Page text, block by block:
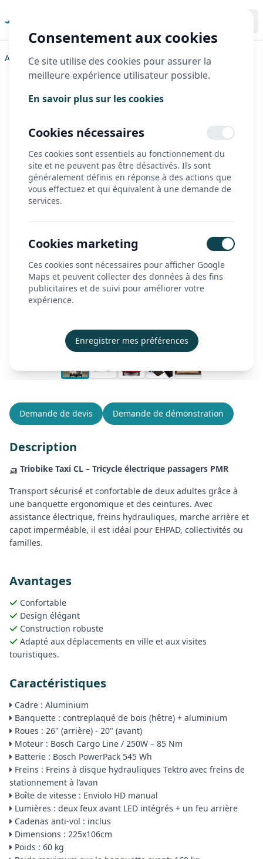
À propos
Actualités
Démonstration
Créer mon compte
Se connecter
Accueil>Triporteurs >Triobike>Taxi CL
Demande de devis Demande de démonstration
Description
🛺 Triobike Taxi CL – Tricycle électrique passagers PMR
Transport sécurisé et confortable de deux adultes grâce à
une banquette ergonomique et des ceintures. Avec
assistance électrique, freins hydrauliques, marche arrière et
capot imperméable, il est idéal pour EHPAD, collectivités ou
familles.
Avantages
Confortable
Design élégant
Construction robuste
Adapté aux déplacements en ville et aux visites
touristiques.
Caractéristiques
Cadre : Aluminium
Banquette : contreplaqué de bois (hêtre) + aluminium
Roues : 26" (arrière) - 20" (avant)
Moteur : Bosch Cargo Line / 250W – 85 Nm
Batterie : Bosch PowerPack 545 Wh
Freins : Freins à disque hydrauliques Tektro avec freins de
stationnement à l’avan
Boîte de vitesse : Enviolo HD manual
Lumières : deux feux avant LED intégrés + un feu arrière
Cadenas anti-vol : inclus
Dimensions : 225x106cm
Poids : 60 kg
Consentement aux cookies
Ce site utilise des cookies pour assurer la
meilleure expérience utilisateur possible.
En savoir plus sur les cookies
Cookies nécessaires
Ces cookies sont essentiels au fonctionnement du
site et ne peuvent pas être désactivés. Ils sont
généralement définis en réponse à des actions que
vous effectuez et qui équivalent à une demande de
services.
Cookies marketing
Ces cookies sont nécessaires pour afficher Google
Maps et peuvent collecter des données à des fins
publicitaires et de suivi pour améliorer votre
expérience.
Enregistrer mes préférences